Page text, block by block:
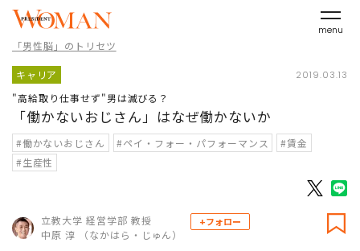
menu
「男性脳」のトリセツ
キャリア 2019.03.13
"高給取り仕事せず"男は滅びる？
「働かないおじさん」はなぜ働かないか
#働かないおじさん #ペイ・フォー・パフォーマンス
#賃金
#生産性
立教大学 経営学部 教授
中原 淳 （なかはら・じゅん）
+フォロー